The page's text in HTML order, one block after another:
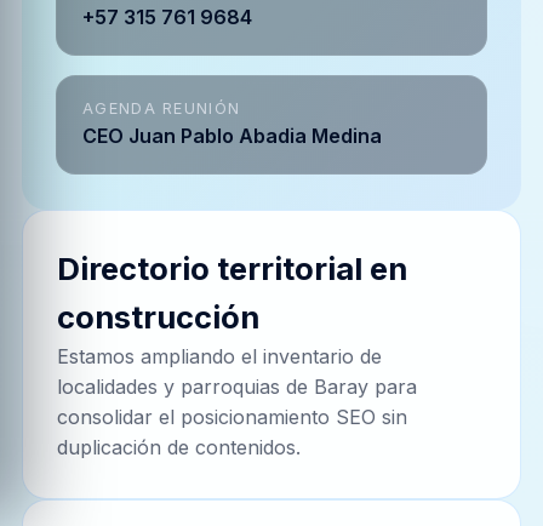
+57 315 761 9684
AGENDA REUNIÓN
CEO Juan Pablo Abadia Medina
Directorio territorial en
construcción
Estamos ampliando el inventario de
localidades y parroquias de Baray para
consolidar el posicionamiento SEO sin
duplicación de contenidos.